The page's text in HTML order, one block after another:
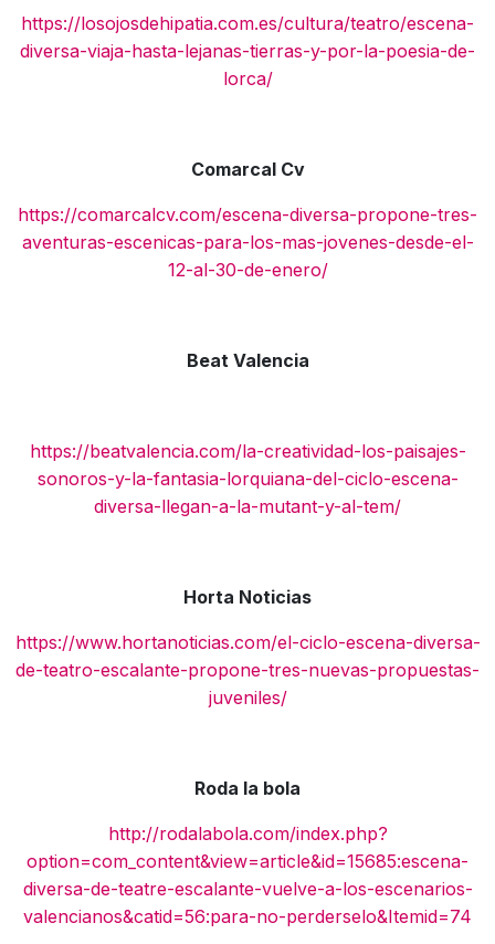
https://losojosdehipatia.com.es/cultura/teatro/escena-
diversa-viaja-hasta-lejanas-tierras-y-por-la-poesia-de-
lorca/
Comarcal Cv
https://comarcalcv.com/escena-diversa-propone-tres-
aventuras-escenicas-para-los-mas-jovenes-desde-el-
12-al-30-de-enero/
Beat Valencia
https://beatvalencia.com/la-creatividad-los-paisajes-
sonoros-y-la-fantasia-lorquiana-del-ciclo-escena-
diversa-llegan-a-la-mutant-y-al-tem/
Horta Noticias
https://www.hortanoticias.com/el-ciclo-escena-diversa-
de-teatro-escalante-propone-tres-nuevas-propuestas-
juveniles/
Roda la bola
http://rodalabola.com/index.php?
option=com_content&view=article&id=15685:escena-
diversa-de-teatre-escalante-vuelve-a-los-escenarios-
valencianos&catid=56:para-no-perderselo&Itemid=74